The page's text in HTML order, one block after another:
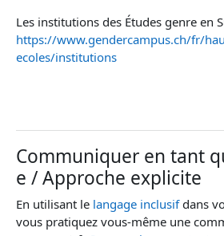
Les institutions des Études genre en
https://www.gendercampus.ch/fr/
ecoles/institutions
Communiquer en tant
e / Approche explicite
En utilisant le langage inclusifdans
vous pratiquez vous-même une